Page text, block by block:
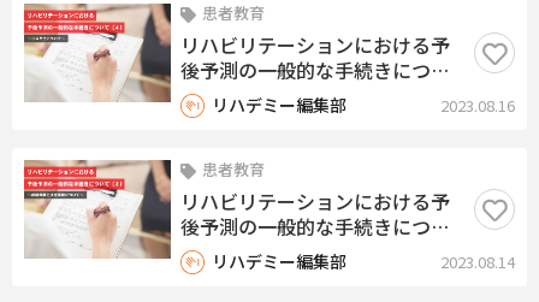
患者教育
リハビリテーションにおける予
後予測の一般的な手続きについ
て（４）〜リスク比について〜
リハデミー編集部 2023.08.16
患者教育
リハビリテーションにおける予
後予測の一般的な手続きについ
て（３）〜相関係数と決定係数
について〜
リハデミー編集部 2023.08.14